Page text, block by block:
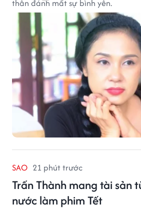
thân đánh mất sự bình yên.
SAO 21 phút trước
Trấn Thành mang tài sản
nước làm phim Tết